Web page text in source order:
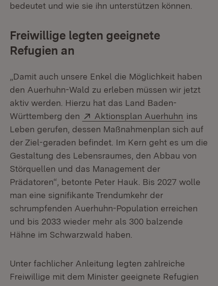
bedeutet und wie sie ihn unterstützen können.
Freiwillige legten geeignete
Refugien an
„Damit auch unsere Enkel die Möglichkeit haben
den Auerhuhn-Wald zu erleben müssen wir jetzt
aktiv werden. Hierzu hat das Land Baden-
Württemberg den
Extern:
Aktionsplan Auerhuhn (Öffnet
ins
Leben gerufen, dessen Maßnahmenplan sich auf
der Ziel-geraden befindet. Im Kern geht es um die
Gestaltung des Lebensraumes, den Abbau von
Störquellen und das Management der
Prädatoren“, betonte Peter Hauk. Bis 2027 wolle
man eine signifikante Trendumkehr der
schrumpfenden Auerhuhn-Population erreichen
und bis 2033 wieder mehr als 300 balzende
Hähne im Schwarzwald haben.
Unter fachlicher Anleitung legten zahlreiche
Freiwillige mit dem Minister geeignete Refugien